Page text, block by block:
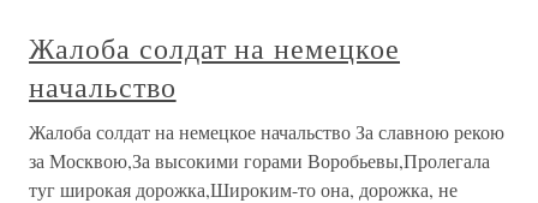
Жалоба солдат на немецкое
начальство
Жалоба солдат на немецкое начальство За славною рекою
за Москвою,За высокими горами Воробьевы,Пролегала
туг широкая дорожка,Широким-то она, дорожка, не